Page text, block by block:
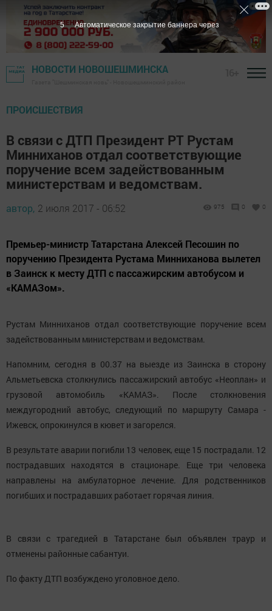
НОВОСТИ НОВОШЕШМИНСКА
ПРОИСШЕСТВИЯ
В связи с ДТП Президент РТ Рустам
Минниханов отдал соответствующие
поручение всем задействованным
министерствам и ведомствам.
автор, 2 июля 2017 - 06:52 975 0 0
Премьер-министр Татарстана Алексей Песошин по
поручению Президента Рустама Минниханова вылетел
в Заинск к месту ДТП с пассажирским автобусом и
«КАМАЗом».
Рустам Минниханов отдал соответствующие поручение всем
задействованным министерствам и ведомствам.
Напомним, сегодня в 00.37 на выезде из Заинска в сторону
Альметьевска столкнулись пассажирский автобус «Неоплан» и
грузовой автомобиль «КАМАЗ». После столкновения
междугородний автобус, следующий по маршруту Самара -
Ижевск, опрокинулся в кювет и загорелся.
В результате аварии погибли 13 человек, еще 15 пострадали. 12
пострадавших находятся в стационаре. Еще три человека
направлены на амбулаторное лечение. Для родственников
погибших и пострадавших работает горячая линия.
В связи с трагедией в Татарстане был объявлен траур и
отменены районные сабантуи.
По факту ДТП возбуждено уголовное дело.
5 Автоматическое закрытие баннера через